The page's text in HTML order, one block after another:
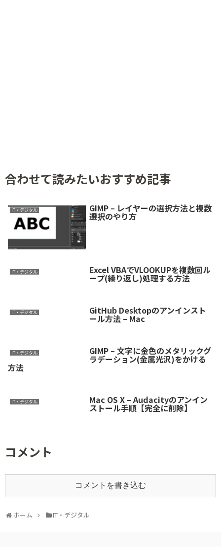
合わせて読みたいおすすめ記事
IT・デジタル GIMP – レイヤーの選択方法と複数
選択のやり方
IT・デジタル Excel VBAでVLOOKUPを複数回ル
ープ(繰り返し)処理する方法
IT・デジタル GitHub Desktopのアンインスト
ール方法 – Mac
IT・デジタル GIMP – 文字に金色のメタリックグ
ラデーション(金属光沢)をかける
方法
IT・デジタル Mac OS X – Audacityのアンイン
ストール手順【完全に削除】
コメント
コメントを書き込む
ホーム IT・デジタル